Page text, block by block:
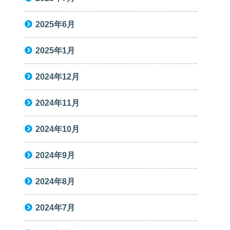
2025年6月
2025年1月
2024年12月
2024年11月
2024年10月
2024年9月
2024年8月
2024年7月